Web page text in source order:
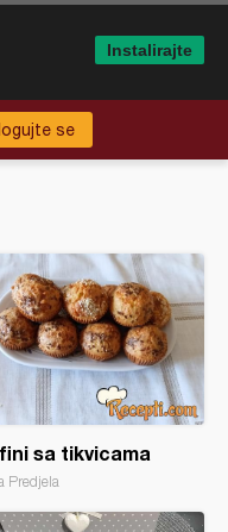
se
sa tikvicama
Predjela
Instalirajte